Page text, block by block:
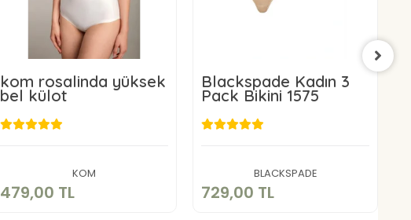
kom rosalinda yüksek
bel külot
KOM
479,00 TL
Sepete Ekle
Blackspade Kadın 3
Pack Bikini 1575
BLACKSPADE
729,00 TL
Sepete Ekle